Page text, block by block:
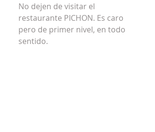
No dejen de visitar el
restaurante PICHON. Es caro
pero de primer nivel, en todo
sentido.